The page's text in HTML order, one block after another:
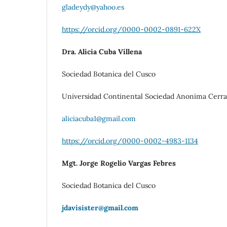
gladeydy@yahoo.es
https://orcid.org/0000-0002-0891-622X
Dra. Alicia Cuba Villena
Sociedad Botanica del Cusco
Universidad Continental Sociedad Anonima
aliciacuba1@gmail.com
https://orcid.org/0000-0002-4983-1134
Mgt. Jorge Rogelio Vargas Febres
Sociedad Botanica del Cusco
jdavisister@gmail.com